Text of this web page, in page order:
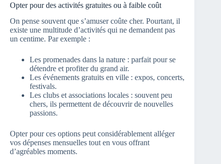
Opter pour des activités gratuites ou à faible coût
On pense souvent que s’amuser coûte cher. Pourtant, il
existe une multitude d’activités qui ne demandent pas
un centime. Par exemple :
Les promenades dans la nature : parfait pour se
détendre et profiter du grand air.
Les événements gratuits en ville : expos, concerts,
festivals.
Les clubs et associations locales : souvent peu
chers, ils permettent de découvrir de nouvelles
passions.
Opter pour ces options peut considérablement alléger
vos dépenses mensuelles tout en vous offrant
d’agréables moments.